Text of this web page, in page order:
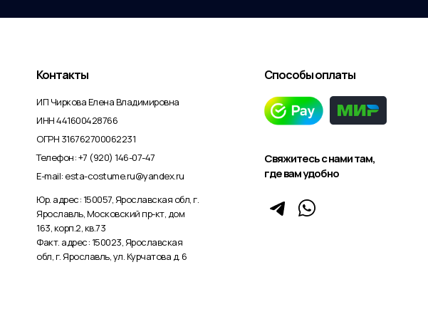
Юр. адрес: 150057, Ярославская обл, г.
Ярославль, Московский пр-кт, дом
163, корп.2, кв.73
Факт. адрес: 150023, Ярославская
обл, г. Ярославль, ул. Курчатова д. 6
ИП Чиркова Елена Владимировна
ИНН 441600428766
ОГРН 316762700062231
Телефон: +7 (920) 146-07-47
E-mail: esta-costume.ru@yandex.ru
Контакты
Свяжитесь с нами там,
где вам удобно
Способы оплаты